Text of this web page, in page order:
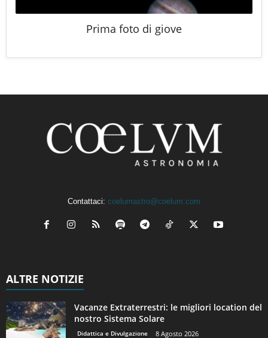
Prima foto di giove
Contattaci: coelumastro@coelum.com
ALTRE NOTIZIE
Vacanze Extraterrestri: le migliori location del
nostro Sistema Solare
Didattica e Divulgazione 8 Agosto 2026